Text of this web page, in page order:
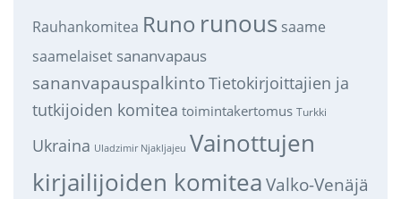
Rauhankomitea Runo runous saame
saamelaiset sananvapaus
sananvapauspalkintoTietokirjoittajien ja
tutkijoiden komitea toimintakertomus Turkki
Ukraina Uladzimir Njakljajeu Vainottujen
kirjailijoiden komitea Valko-Venäjä